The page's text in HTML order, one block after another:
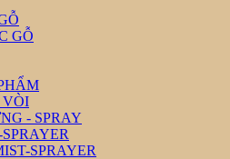
GỖ
VÒI
- SPRAY
SPRAYER